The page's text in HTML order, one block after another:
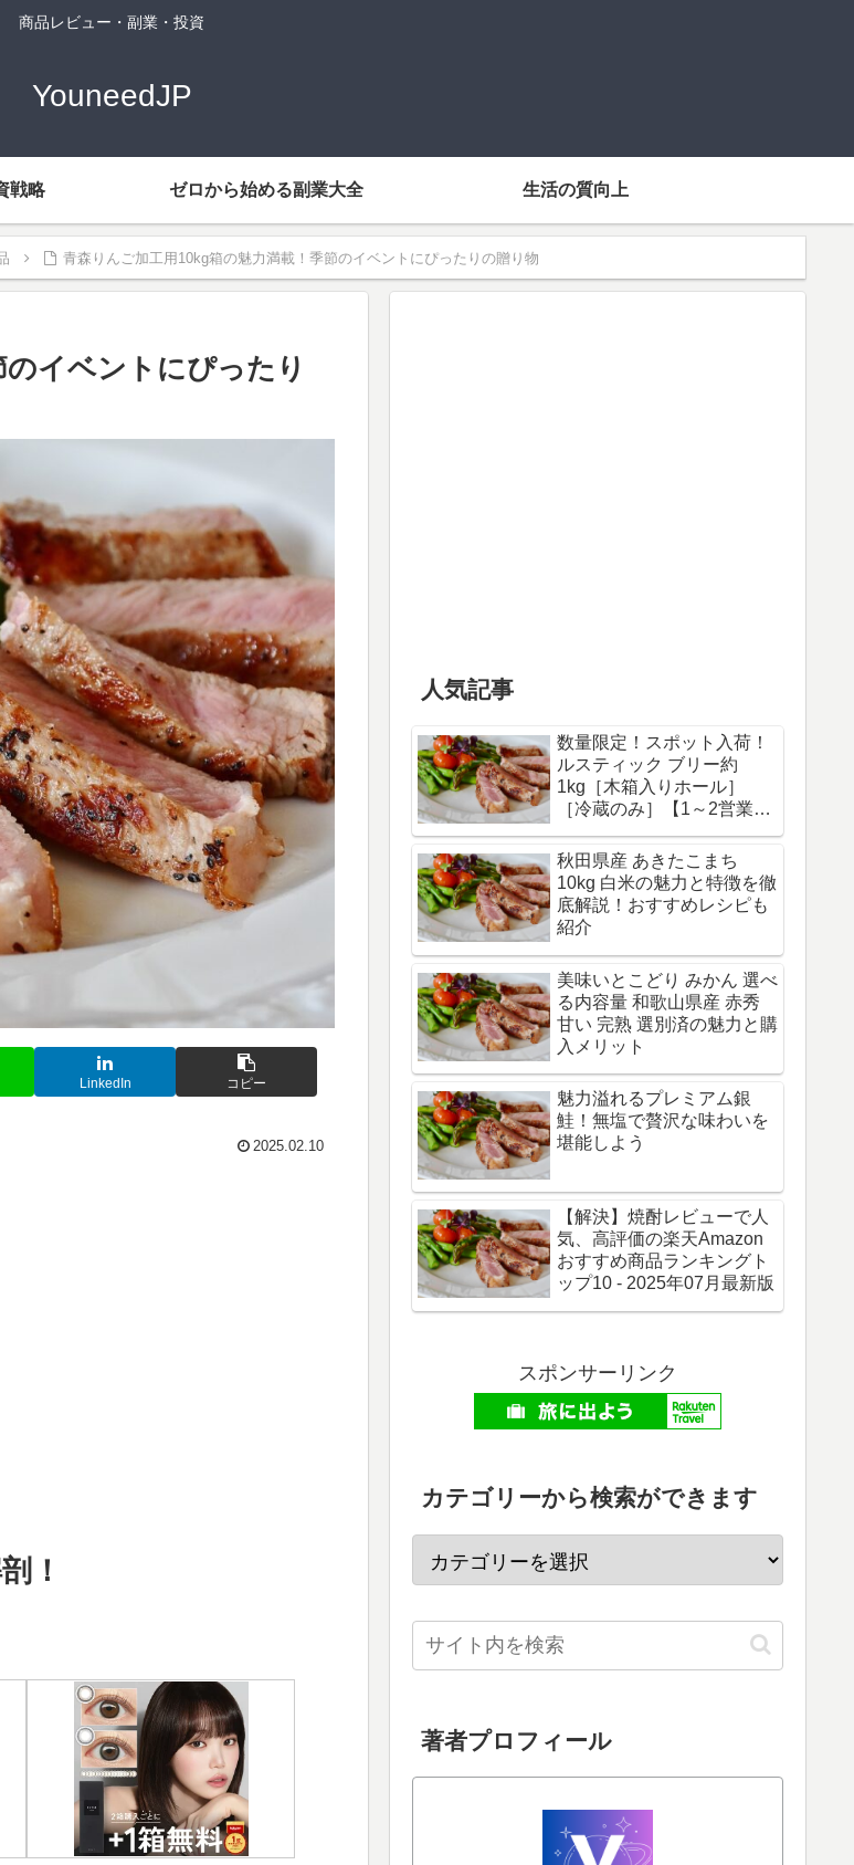
商品レビュー・副業・投資
YouneedJP
戦略 ゼロから始める副業大全 生活の質向上
青森りんご加工用10kg箱の魅力満載！季節のイベントにぴったりの贈り物
イベントにぴったり
LinkedIn コピー
2025.02.10
！
人気記事
数量限定！スポット入荷！
ルスティック ブリー約
1kg［木箱入りホール］
［冷蔵のみ］【1～2営業日
年2月27日 | セレスト
（cerest）
秋田県産 あきたこまち
10kg 白米の魅力と特徴を徹
底解説！おすすめレシピも
紹介
美味いとこどり みかん 選べ
る内容量 和歌山県産 赤秀
甘い 完熟 選別済の魅力と購
入メリット
魅力溢れるプレミアム銀
鮭！無塩で贅沢な味わいを
堪能しよう
【解決】焼酎レビューで人
気、高評価の楽天Amazon
おすすめ商品ランキングト
ップ10 - 2025年07月最新版
スポンサーリンク
カテゴリーから検索ができます
著者プロフィール